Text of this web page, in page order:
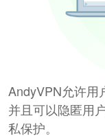
AndyVPN允许用
并且可以隐匿用
私保护。